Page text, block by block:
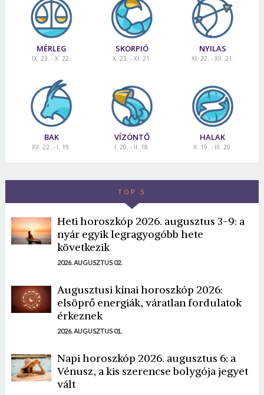
MÉRLEG
IX. 23. - X. 22.
SKORPIÓ
X. 23. - XI. 21.
NYILAS
XI. 22. - XII. 21.
BAK
XII. 22. - I. 19.
VÍZÖNTŐ
I. 20. - II. 18.
HALAK
II. 19. - III. 20.
TOP 5
Heti horoszkóp 2026. augusztus 3-9: a
nyár egyik legragyogóbb hete
következik
2026. AUGUSZTUS 02.
Augusztusi kínai horoszkóp 2026:
elsöprő energiák, váratlan fordulatok
érkeznek
2026. AUGUSZTUS 01.
Napi horoszkóp 2026. augusztus 6: a
Vénusz, a kis szerencse bolygója jegyet
vált